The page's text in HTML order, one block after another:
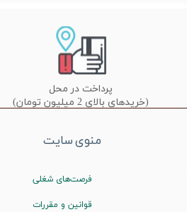
پرداخت در محل
(خریدهای بالای 2 میلیون تومان)
منوی سایت
فرصت‌های شغلی
قوانین و مقررات